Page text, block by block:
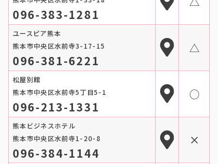
096-383-1281
ユースピア熊本
熊本市中央区水前寺3-17-15
096-381-6221
△
松屋別館
熊本市中央区水前寺5丁目5-1
096-213-1331
○
熊本ビジネスホテル
熊本市中央区水前寺1-20-8
096-384-1144
×